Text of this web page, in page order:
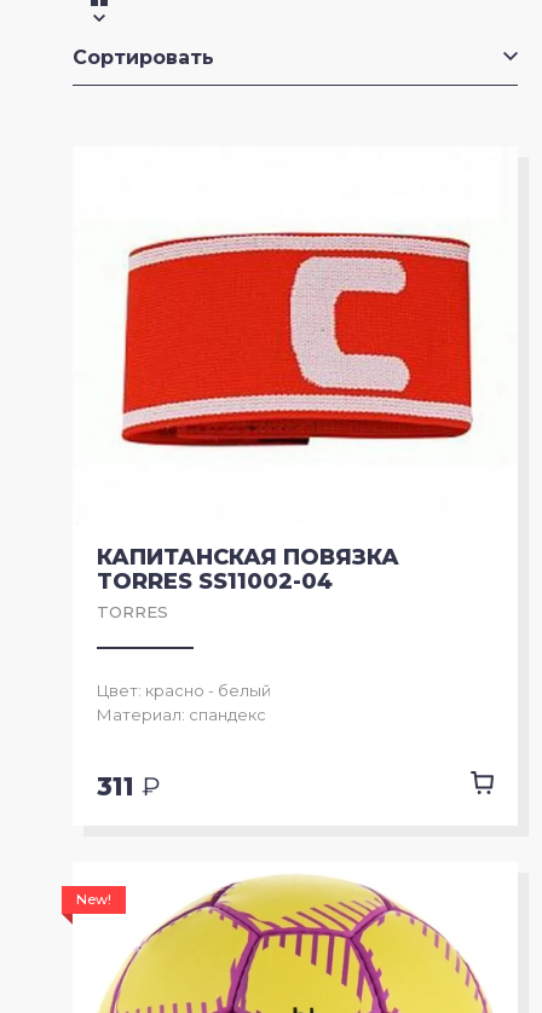
Суппорта
Упоры для отжиманий
Утяжелители
Сортировать
КАПИТАНСКАЯ ПОВЯЗКА
TORRES SS11002-04
TORRES
Цвет: красно - белый
Материал: спандекс
311 ₽
New!